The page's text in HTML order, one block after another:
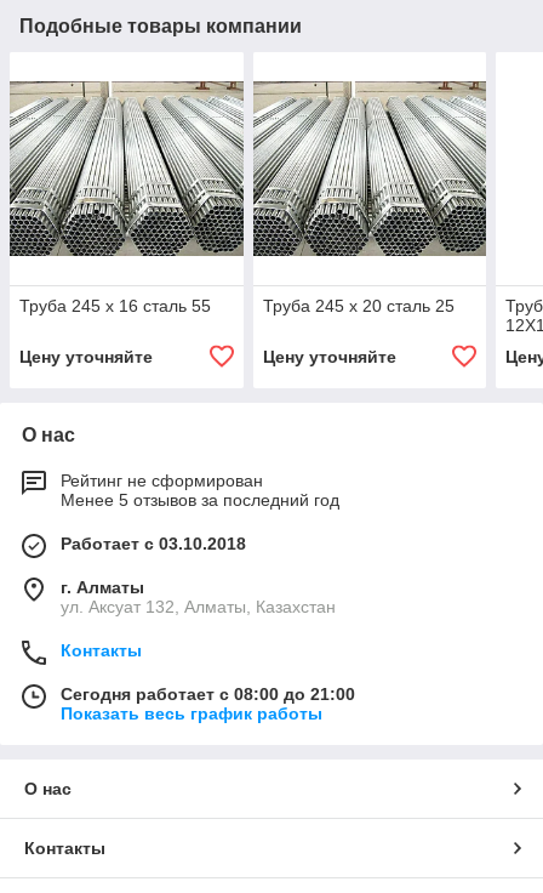
Подобные товары компании
Труба 245 х 16 сталь 55
Цену уточняйте
Труба 245 х 20 сталь 25
Цену уточняйте
О нас
Рейтинг не сформирован
Менее 5 отзывов за последний год
Работает с 03.10.2018
г. Алматы
ул. Аксуат 132, Алматы, Казахстан
Контакты
Сегодня работает с 08:00 до 21:00
Показать весь график работы
О нас
Контакты